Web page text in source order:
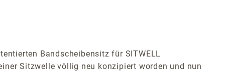
Bandscheibensitz für SITWELL
Sitzwelle völlig neu konzipiert worden und nun